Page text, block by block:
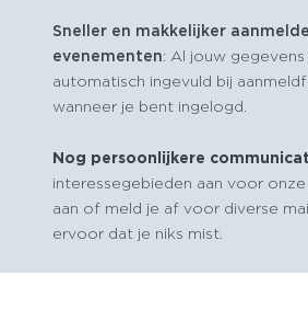
Sneller en makkelijker
evenementen: Al jouw
automatisch ingevuld bij
wanneer je bent ingelogd.
Nog persoonlijkere
interessegebieden aan voor onze
aan of meld je af voor diverse
ervoor dat je niks mist.